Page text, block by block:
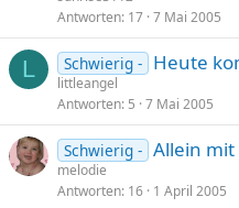
Antworten 17 7 Mai 2005
L Schwierig - Heute
littleangel
Antworten 5 7 Mai 2005
Schwierig - Allein mit
melodie
Antworten 16 1 April 2005